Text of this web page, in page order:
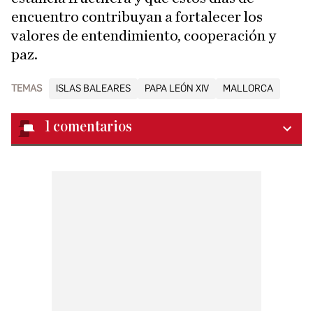
encuentro contribuyan a fortalecer los
valores de entendimiento, cooperación y
paz.
TEMAS ISLAS BALEARES PAPA LEÓN XIV MALLORCA
1 comentarios